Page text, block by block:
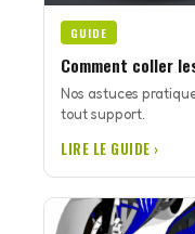
GUIDE
Comment coller
Nos astuces
tout support.
LIRE LE GUIDE ›